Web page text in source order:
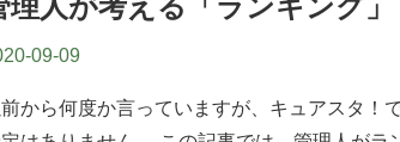
理人が考える「ランキング」
09-09
から何度か言っていますが、キュアスタ！